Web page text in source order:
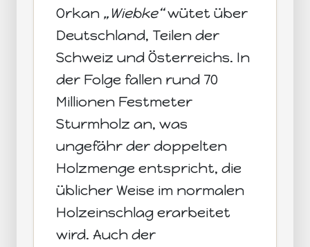
Orkan „Wiebke“wütet über
Deutschland, Teilen der
Schweiz und Österreichs. In
der Folge fallen rund 70
Millionen Festmeter
Sturmholz an, was
ungefähr der doppelten
Holzmenge entspricht, die
üblicher Weise im normalen
Holzeinschlag erarbeitet
wird. Auch der